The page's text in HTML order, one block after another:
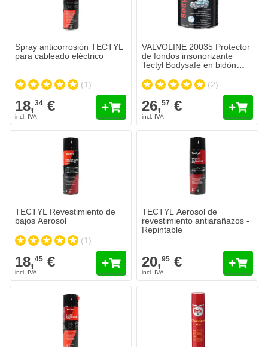
Spray anticorrosión TECTYL
para cableado eléctrico
(1)
18,34 €
VALVOLINE 20035 Protector
de fondos insonorizante
Tectyl Bodysafe en bidón
(2)
26,57 €
TECTYL Revestimiento de
bajos Aerosol
(1)
18,45 €
TECTYL Aerosol de
revestimiento antiarañazos -
Repintable
20,95 €